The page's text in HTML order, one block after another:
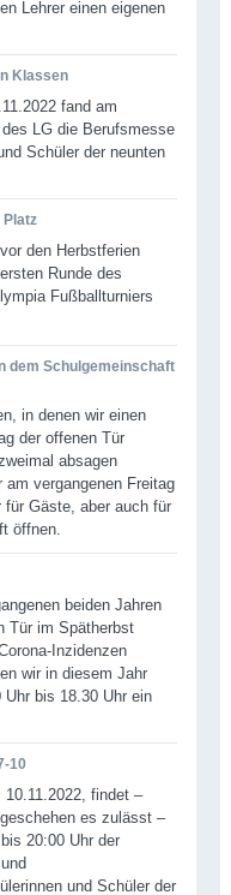
Lehrer einen eigenen
Klassen
fand am
LG die Berufsmesse
Schüler der neunten
Platz
den Herbstferien
Runde des
Fußballturniers
dem Schulgemeinschaft
in denen wir einen
der offenen Tür
absagen
vergangenen Freitag
für Gäste, aber auch für
öffnen.
beiden Jahren
Tür im Spätherbst
Inzidenzen
wir in diesem Jahr
bis 18.30 Uhr ein
10
findet –
es zulässt –
20:00 Uhr der
und Schüler der